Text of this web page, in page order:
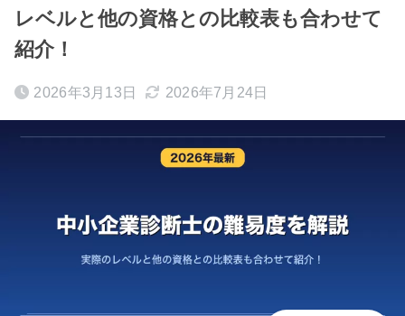
レベルと他の資格との比較表も合わせて
紹介！
2026年3月13日 2026年7月24日